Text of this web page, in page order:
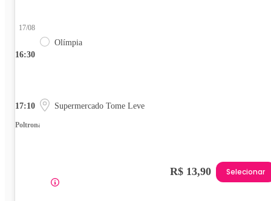
16:30
17/08
Olímpia
17:10 Supermercado Tome Leve
Poltrona
R$ 13,90 Selecionar